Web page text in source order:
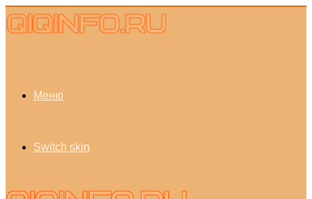
Меню
Switch skin